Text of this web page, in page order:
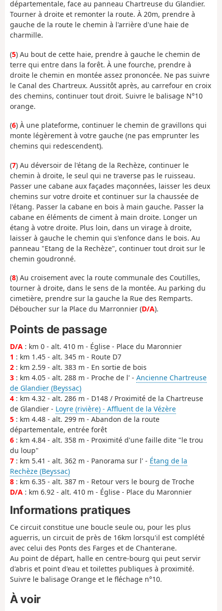
départementale, face au panneau Chartreuse du Glandier.
Tourner à droite et remonter la route. À 20m, prendre à
gauche de la route le chemin à l'arrière d'une haie de
charmille.
(5) Au bout de cette haie, prendre à gauche le chemin de
terre qui entre dans la forêt. À une fourche, prendre à
droite le chemin en montée assez prononcée. Ne pas suivre
le Canal des Chartreux. Aussitôt après, au carrefour en croix
des chemins, continuer tout droit. Suivre le balisage N°10
orange.
(6) À une plateforme, continuer le chemin de gravillons qui
monte légèrement à votre gauche (ne pas emprunter les
chemins qui redescendent).
(7) Au déversoir de l'étang de la Rechèze, continuer le
chemin à droite, le seul qui ne traverse pas le ruisseau.
Passer une cabane aux façades maçonnées, laisser les deux
chemins sur votre droite et continuer sur la chaussée de
l'étang. Passer la cabane en bois à main gauche. Passer la
cabane en éléments de ciment à main droite. Longer un
étang à votre droite. Plus loin, dans un virage à droite,
laisser à gauche le chemin qui s'enfonce dans le bois. Au
panneau "Etang de la Rechèze", continuer tout droit sur le
chemin goudronné.
(8) Au croisement avec la route communale des Coutilles,
tourner à droite, dans le sens de la montée. Au parking du
cimetière, prendre sur la gauche la Rue des Remparts.
Déboucher sur la Place du Marronnier (D/A).
Points de passage
D/A : km 0 - alt. 410 m - Église - Place du Maronnier
1 : km 1.45 - alt. 345 m - Route D7
2 : km 2.59 - alt. 383 m - En sortie de bois
3 : km 4.05 - alt. 288 m - Proche de l' - Ancienne Chartreuse
de Glandier (Beyssac)
4 : km 4.32 - alt. 286 m - D148 / Proximité de la Chartreuse
de Glandier - Loyre (rivière) - Affluent de la Vézère
5 : km 4.48 - alt. 299 m - Abandon de la route
départementale, entrée forêt
6 : km 4.84 - alt. 358 m - Proximité d'une faille dite "le trou
du loup"
7 : km 5.41 - alt. 362 m - Panorama sur l' - Étang de la
Rechèze (Beyssac)
8 : km 6.35 - alt. 387 m - Retour vers le bourg de Troche
D/A : km 6.92 - alt. 410 m - Église - Place du Maronnier
Informations pratiques
Ce circuit constitue une boucle seule ou, pour les plus
aguerris, un circuit de près de 16km lorsqu'il est complété
avec celui des Ponts des Farges et de Chanterane.
Au point de départ, halle en centre-bourg qui peut servir
d'abris et point d'eau et toilettes publiques à proximité.
Suivre le balisage Orange et le fléchage n°10.
À voir